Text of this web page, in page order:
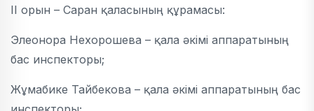
II орын – Саран қаласының құрамасы:
Элеонора Нехорошева – қала әкімі аппаратының
бас инспекторы;
Жұмабике Тайбекова – қала әкімі аппаратының бас